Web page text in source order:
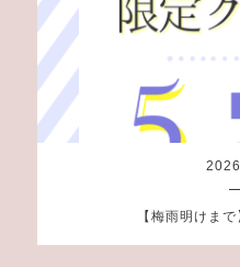
2026
【梅雨明けま